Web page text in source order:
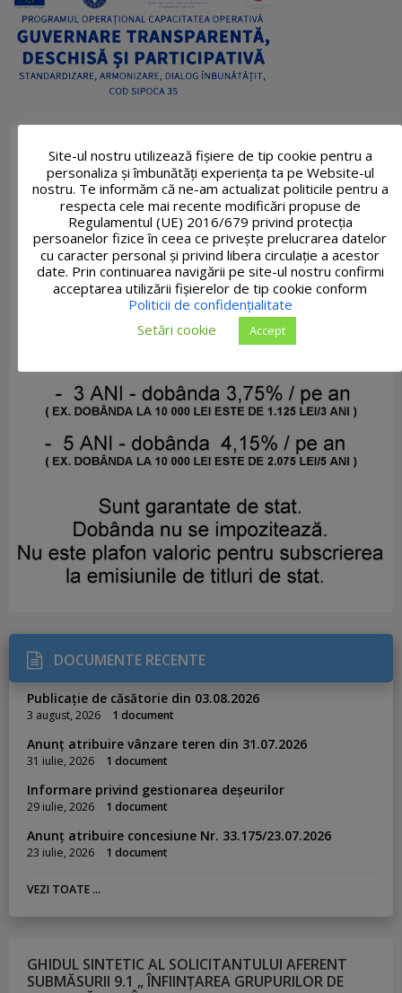
DOCUMENTE RECENTE
Publicație de căsătorie din 03.08.2026
3 august, 2026 1 document
Anunț atribuire vânzare teren din 31.07.2026
31 iulie, 2026 1 document
Informare privind gestionarea deșeurilor
29 iulie, 2026 1 document
Anunț atribuire concesiune Nr. 33.175/23.07.2026
23 iulie, 2026 1 document
VEZI TOATE ...
GHIDUL SINTETIC AL SOLICITANTULUI AFERENT
SUBMĂSURII 9.1 „ ÎNFIINȚAREA GRUPURILOR DE
Site-ul nostru utilizează fişiere de tip cookie pentru a
personaliza și îmbunătăți experiența ta pe Website-ul
nostru. Te informăm că ne-am actualizat politicile pentru a
respecta cele mai recente modificări propuse de
Regulamentul (UE) 2016/679 privind protecția
persoanelor fizice în ceea ce privește prelucrarea datelor
cu caracter personal și privind libera circulație a acestor
date. Prin continuarea navigării pe site-ul nostru confirmi
acceptarea utilizării fişierelor de tip cookie conform
Politicii de confidențialitate
Setări cookie
Accept